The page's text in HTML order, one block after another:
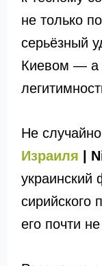
не только
серьёзный
Киевом — а
Не случайно
Израиля
|
украинский
сирийского
его почти